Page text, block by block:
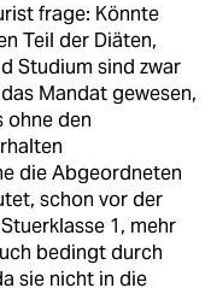
frage: Könnte
Teil der Diäten,
Studium sind zwar
Mandat gewesen,
ohne den
die Abgeordneten
schon vor der
1, mehr
bedingt durch
sie nicht in die